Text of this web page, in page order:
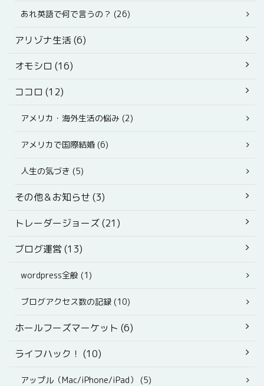
あれ英語で何で言うの？ (26)
アリゾナ生活 (6)
オモシロ (16)
ココロ (12)
アメリカ・海外生活の悩み (2)
アメリカで国際結婚 (6)
人生の気づき (5)
その他＆お知らせ (3)
トレーダージョーズ (21)
ブログ運営 (13)
wordpress全般 (1)
ブログアクセス数の記録 (10)
ホールフーズマーケット (6)
ライフハック！ (10)
アップル（Mac/iPhone/iPad） (5)